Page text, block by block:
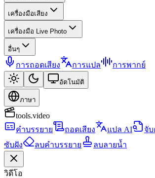
เครื่องมือเสียง
เครื่องมือ Live Photo
อื่นๆ
การถอดเสียง การแปล การพากย์
อัตโนมัติ
ภาษา
tools.video
คำบรรยาย
ถอดเสียง แปล AI จั
ซับฝัง
ลบคำบรรยาย ลบลายน้ำ
วิดีโอ